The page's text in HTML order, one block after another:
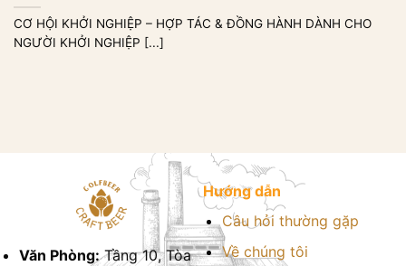
CƠ HỘI KHỞI NGHIỆP – HỢP TÁC & ĐỒNG HÀNH DÀNH CHO
NGƯỜI KHỞI NGHIỆP [...]
Văn Phòng:Tầng 10, Tòa
Hướng dẫn
Câu hỏi thường gặp
Về chúng tôi